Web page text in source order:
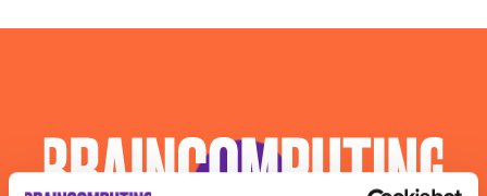
Realizzazione Siti Web Pescara